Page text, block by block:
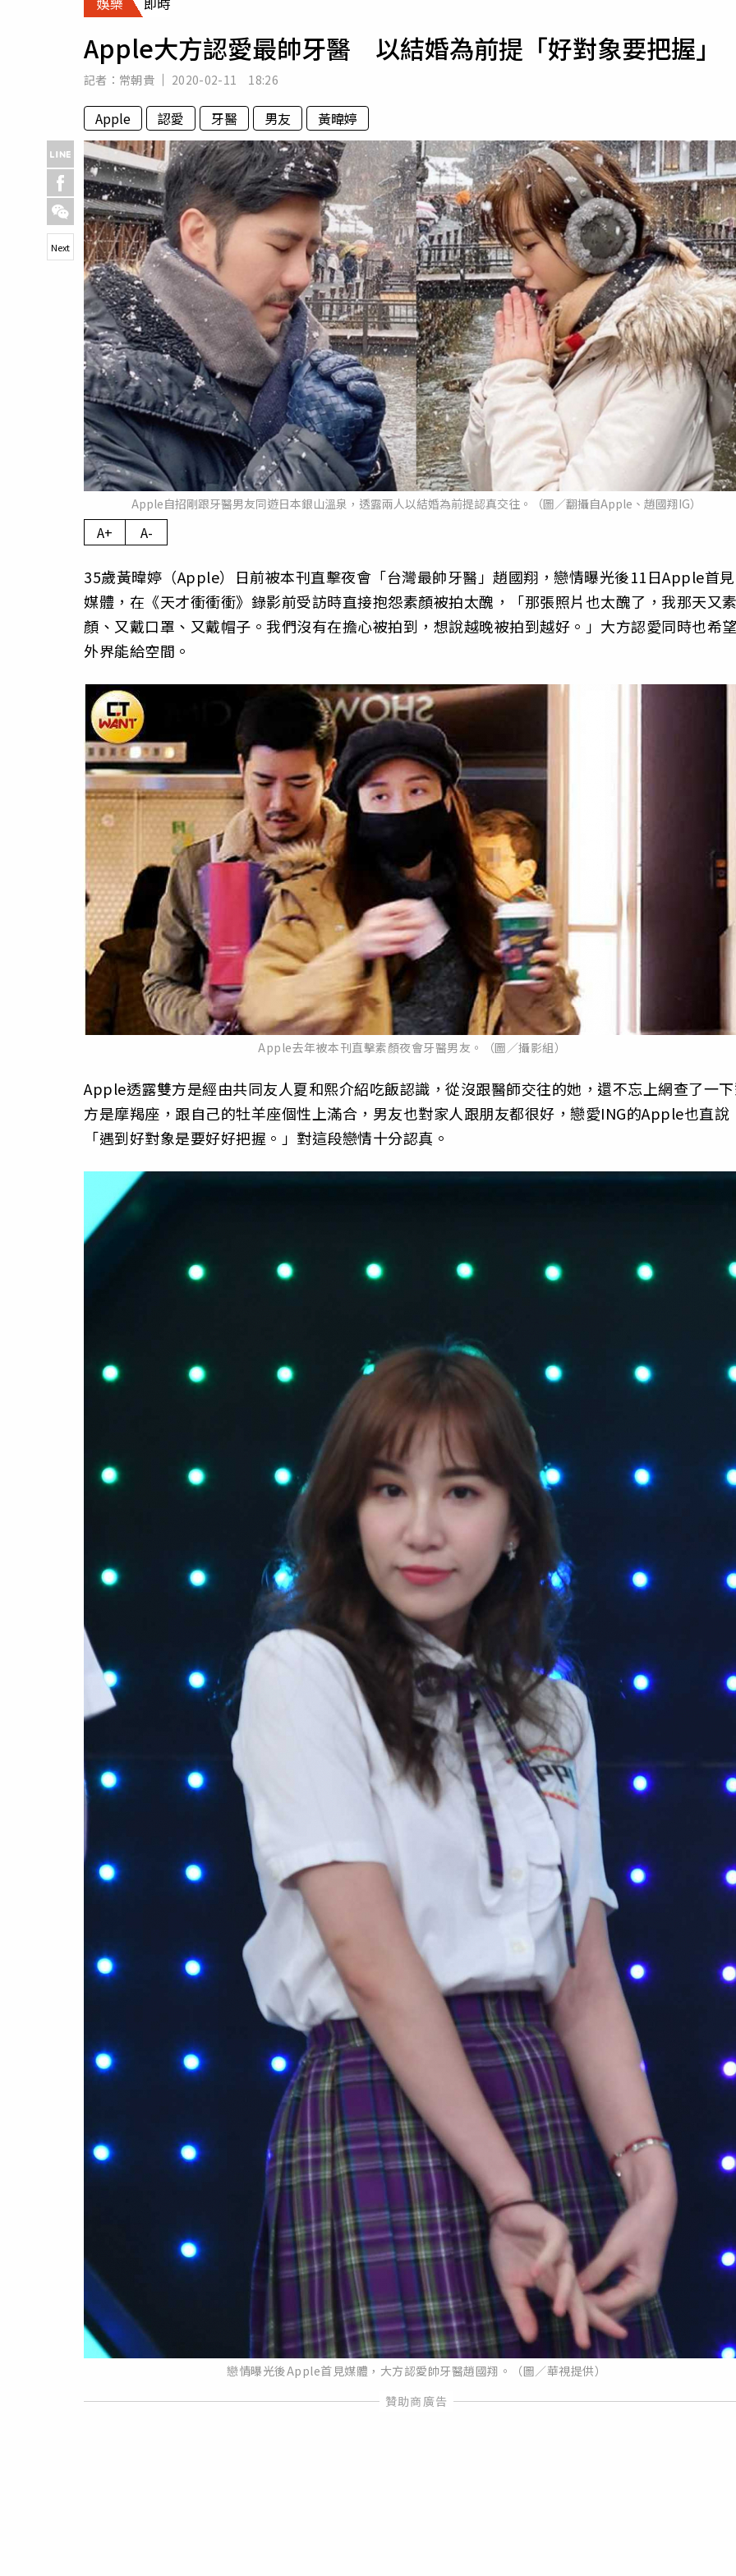
專欄
房產新勢力
運勢
Apple大方認愛最帥牙醫 以結婚為前提「好對象要把握」
記者： 常朝貴 2020-02-11 18:26
Apple 認愛 牙醫 男友 黃暐婷
Apple自招剛跟牙醫男友同遊日本銀山溫泉，透露兩人以結婚為前提認真交往。（圖／翻攝自Apple、趙國翔IG）
Next
A+ A-
35歲黃暐婷（Apple）日前被本刊直擊夜會「台灣最帥牙醫」趙國翔，戀情曝光後11日Apple首見
媒體，在《天才衝衝衝》錄影前受訪時直接抱怨素顏被拍太醜，「那張照片也太醜了，我那天又
顏、又戴口罩、又戴帽子。我們沒有在擔心被拍到，想說越晚被拍到越好。」大方認愛同時也希
外界能給空間。
Apple去年被本刊直擊素顏夜會牙醫男友。（圖／攝影組）
Apple透露雙方是經由共同友人夏和熙介紹吃飯認識，從沒跟醫師交往的她，還不忘上網查了一
方是摩羯座，跟自己的牡羊座個性上滿合，男友也對家人跟朋友都很好，戀愛ING的Apple也直說
「遇到好對象是要好好把握。」對這段戀情十分認真。
戀情曝光後Apple首見媒體，大方認愛帥牙醫趙國翔。（圖／華視提供）